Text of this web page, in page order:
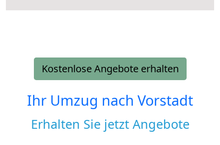
Kostenlose Angebote erhalten
Ihr Umzug nach Vorstadt
Erhalten Sie jetzt Angebote